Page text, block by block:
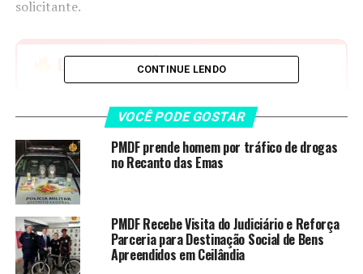
solicitante.
LEIA TAMBÉM
de drogas no Recanto das Emas
PMDF Recebe Visita do Judiciário
e Reforça Parceria para
PMDF Conclui 155 Dias de
Operação de Ordem Pública no
Centro de Ceilândia
CONTINUE LENDO
VOCÊ PODE GOSTAR
PMDF prende homem por tráfico de drogas
no Recanto das Emas
PMDF Recebe Visita do Judiciário e Reforça
Parceria para Destinação Social de Bens
Apreendidos em Ceilândia